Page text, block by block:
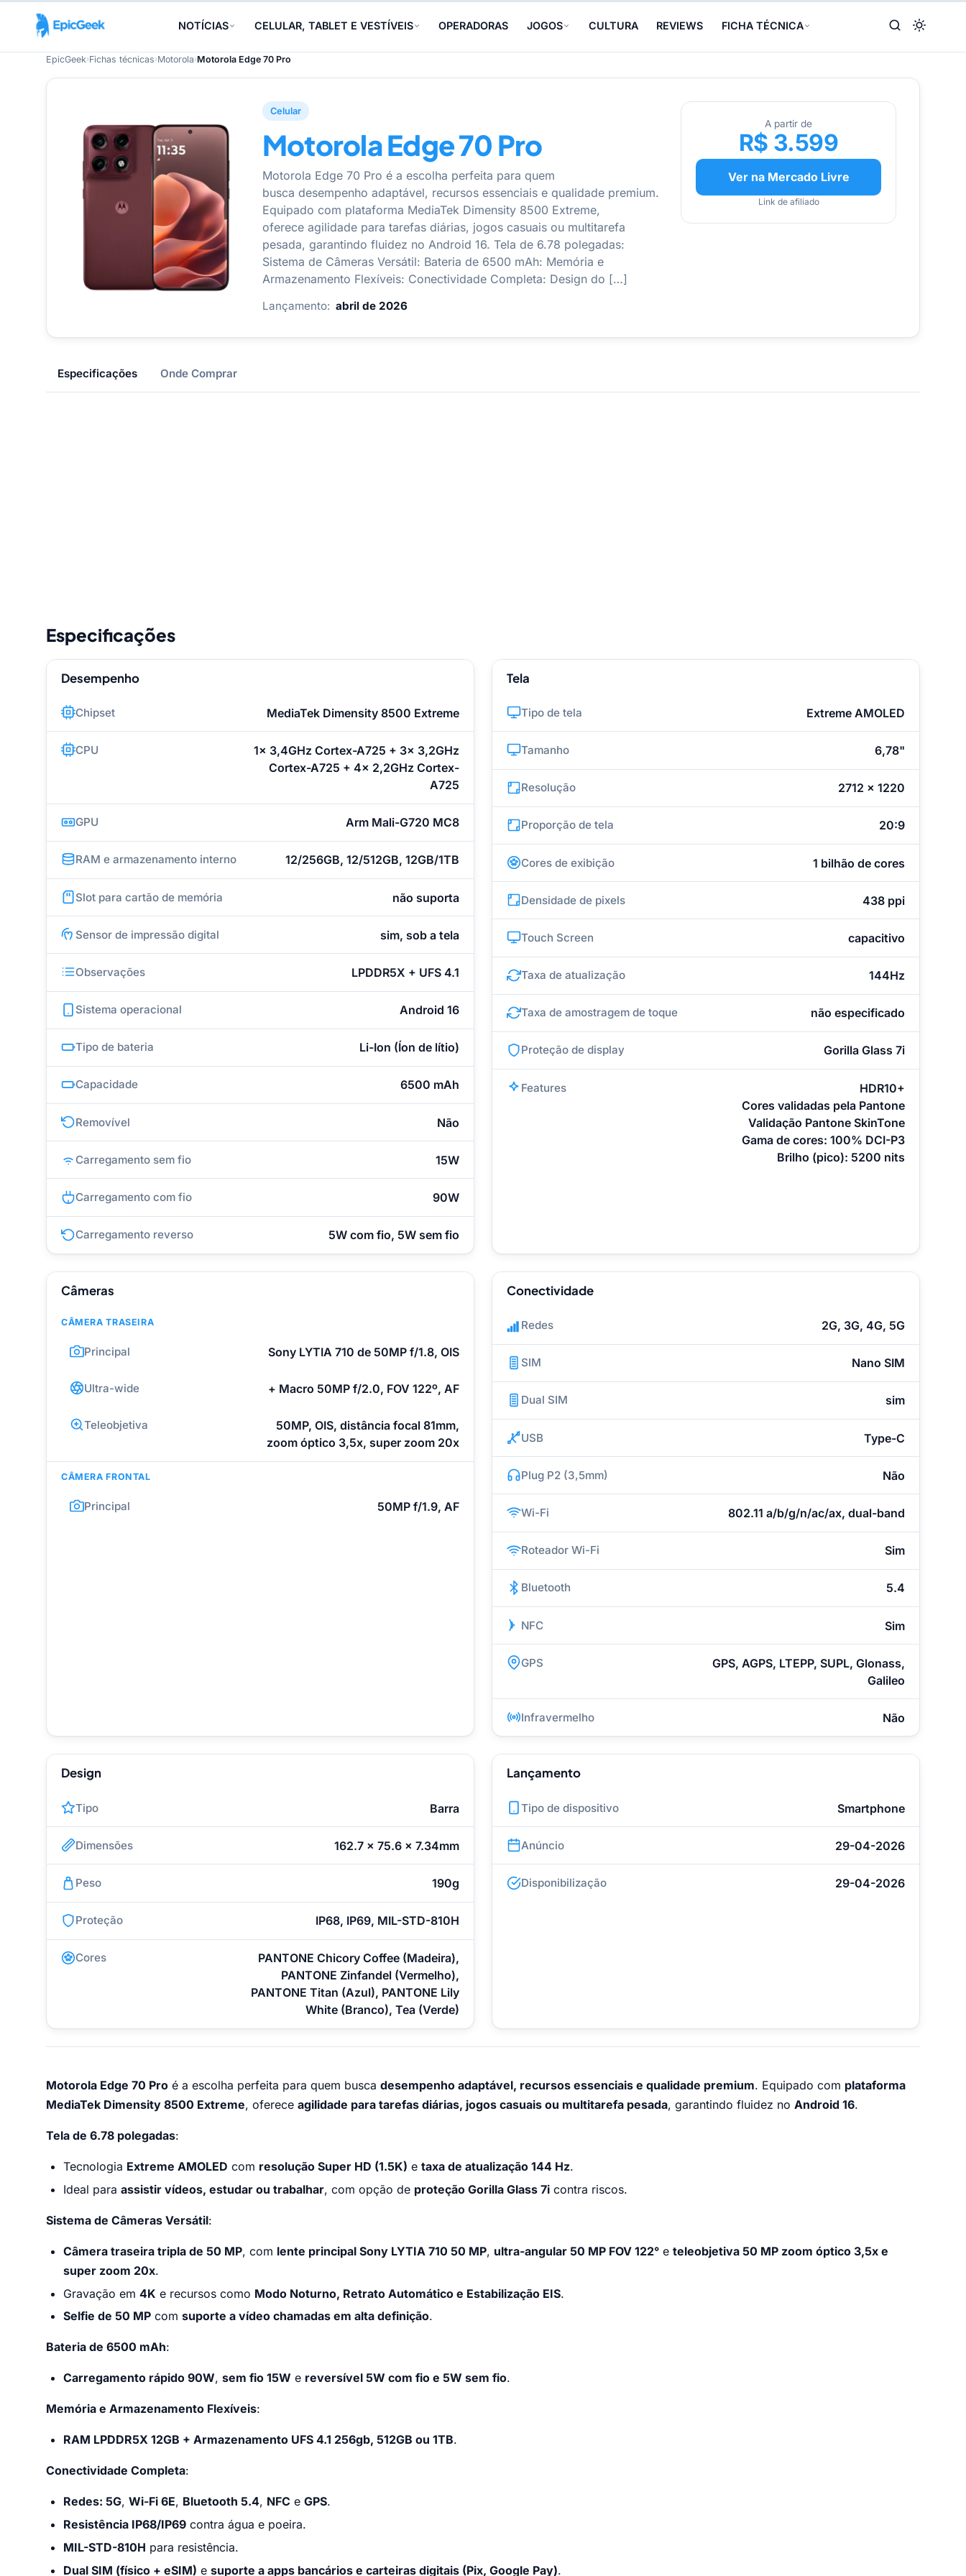
NOTÍCIAS CELULAR, TABLET E VESTÍVEIS OPERADORAS JOGOS CULTURA REVIEWS FICHA TÉCNICA
EpicGeek›Fichas técnicas›Motorola›Motorola Edge 70 Pro
Celular
Motorola Edge 70 Pro
Motorola Edge 70 Pro é a escolha perfeita para quem
busca desempenho adaptável, recursos essenciais e qualidade premium.
Equipado com plataforma MediaTek Dimensity 8500 Extreme,
oferece agilidade para tarefas diárias, jogos casuais ou multitarefa
pesada, garantindo fluidez no Android 16. Tela de 6.78 polegadas:
Sistema de Câmeras Versátil: Bateria de 6500 mAh: Memória e
Armazenamento Flexíveis: Conectividade Completa: Design do […]
Lançamento: abril de 2026
A partir de
R$ 3.599
Ver na Mercado Livre
Link de afiliado
Especificações Onde Comprar
Especificações
Desempenho
Chipset MediaTek Dimensity 8500 Extreme
CPU
1x 3,4GHz Cortex-A725 + 3x 3,2GHz
Cortex-A725 + 4x 2,2GHz Cortex-
A725
GPU Arm Mali-G720 MC8
RAM e armazenamento interno 12/256GB, 12/512GB, 12GB/1TB
Slot para cartão de memória não suporta
Sensor de impressão digital sim, sob a tela
Observações LPDDR5X + UFS 4.1
Sistema operacional Android 16
Tipo de bateria Li-Ion (Íon de lítio)
Capacidade 6500 mAh
Removível Não
Carregamento sem fio 15W
Carregamento com fio 90W
Carregamento reverso 5W com fio, 5W sem fio
Tela
Tipo de tela Extreme AMOLED
Tamanho 6,78"
Resolução 2712 x 1220
Proporção de tela 20:9
Cores de exibição 1 bilhão de cores
Densidade de pixels 438 ppi
Touch Screen capacitivo
Taxa de atualização 144Hz
Taxa de amostragem de toque não especificado
Proteção de display Gorilla Glass 7i
Features
HDR10+
Cores validadas pela Pantone
Validação Pantone SkinTone
Gama de cores: 100% DCI-P3
Brilho (pico): 5200 nits
Câmeras
CÂMERA TRASEIRA
Principal Sony LYTIA 710 de 50MP f/1.8, OIS
Ultra-wide + Macro 50MP f/2.0, FOV 122º, AF
Teleobjetiva
50MP, OIS, distância focal 81mm,
zoom óptico 3,5x, super zoom 20x
CÂMERA FRONTAL
Principal 50MP f/1.9, AF
Conectividade
Redes 2G, 3G, 4G, 5G
SIM Nano SIM
Dual SIM sim
USB Type-C
Plug P2 (3,5mm) Não
Wi-Fi 802.11 a/b/g/n/ac/ax, dual-band
Roteador Wi-Fi Sim
Bluetooth 5.4
NFC Sim
GPS
GPS, AGPS, LTEPP, SUPL, Glonass,
Galileo
Infravermelho Não
Design
Tipo Barra
Dimensões 162.7 x 75.6 x 7.34mm
Peso 190g
Proteção IP68, IP69, MIL-STD-810H
Cores
PANTONE Chicory Coffee (Madeira),
PANTONE Zinfandel (Vermelho),
PANTONE Titan (Azul), PANTONE Lily
White (Branco), Tea (Verde)
Lançamento
Tipo de dispositivo Smartphone
Anúncio 29-04-2026
Disponibilização 29-04-2026
Motorola Edge 70 Pro é a escolha perfeita para quem busca desempenho adaptável, recursos essenciais e qualidade premium. Equipado com plataforma
MediaTek Dimensity 8500 Extreme, oferece agilidade para tarefas diárias, jogos casuais ou multitarefa pesada, garantindo fluidez no Android 16.
Tela de 6.78 polegadas:
Tecnologia Extreme AMOLED com resolução Super HD (1.5K) e taxa de atualização 144 Hz.
Ideal para assistir vídeos, estudar ou trabalhar, com opção de proteção Gorilla Glass 7i contra riscos.
Sistema de Câmeras Versátil:
Câmera traseira tripla de 50 MP, com lente principal Sony LYTIA 710 50 MP, ultra-angular 50 MP FOV 122° e teleobjetiva 50 MP zoom óptico 3,5x e
super zoom 20x.
Gravação em 4K e recursos como Modo Noturno, Retrato Automático e Estabilização EIS.
Selfie de 50 MP com suporte a vídeo chamadas em alta definição.
Bateria de 6500 mAh:
Carregamento rápido 90W, sem fio 15W e reversível 5W com fio e 5W sem fio.
Memória e Armazenamento Flexíveis:
RAM LPDDR5X 12GB + Armazenamento UFS 4.1 256gb, 512GB ou 1TB.
Conectividade Completa:
Redes: 5G, Wi-Fi 6E, Bluetooth 5.4, NFC e GPS.
Resistência IP68/IP69 contra água e poeira.
MIL-STD-810H para resistência.
Dual SIM (físico + eSIM) e suporte a apps bancários e carteiras digitais (Pix, Google Pay).